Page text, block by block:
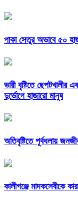
পাকা সেতুর অভাবে ৫০
ভারী বৃষ্টিতে
দুর্ভোগে হাজারো মানুষ
অতিবৃষ্টিতে পূর্বধলায়
কালীগঞ্জে মাদকসেবীকে